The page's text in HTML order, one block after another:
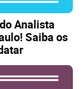
Analista
Saiba os